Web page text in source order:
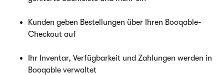
Kunden geben Bestellungen über Ihren Booqable-
Checkout auf
Ihr Inventar, Verfügbarkeit und Zahlungen werden in
Booqable verwaltet